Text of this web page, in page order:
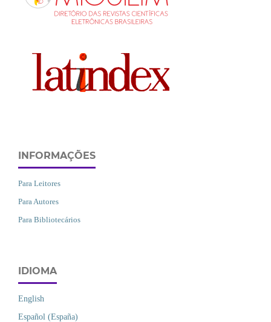
INFORMAÇÕES
Para Leitores
Para Autores
Para Bibliotecários
IDIOMA
English
Español (España)